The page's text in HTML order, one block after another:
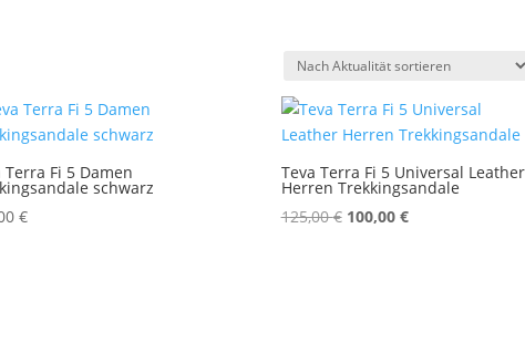
Terra Fi 5 Damen
schwarz
€
Teva Terra Fi 5 Universal Leather
Herren Trekkingsandale
125,00€ Ursprünglicher
100,00 €Aktueller